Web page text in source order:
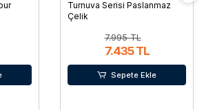
Turnuva Serisi Paslanmaz
Çelik
7.995 TL
7.435 TL
Sepete Ekle